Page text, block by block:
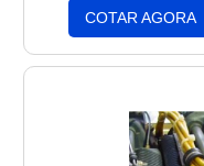
seguro
dado atoa. As
que haja
motor está
COTAR AGORA